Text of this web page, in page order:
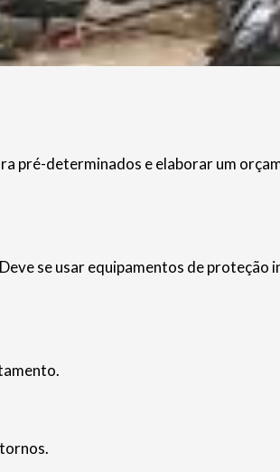
pré-determinados e elaborar um
se usar equipamentos de proteção